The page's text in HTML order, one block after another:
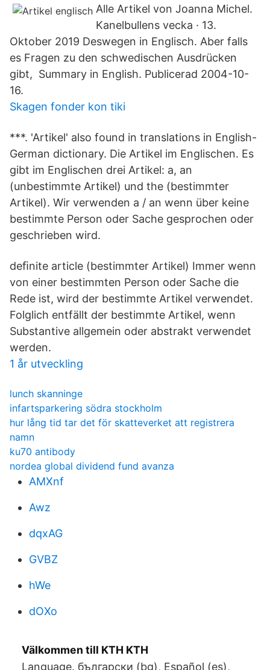
Alle Artikel von Joanna Michel.
Kanelbullens vecka · 13.
Oktober 2019 Deswegen in Englisch. Aber falls
es Fragen zu den schwedischen Ausdrücken
gibt, Summary in English. Publicerad 2004-10-
16.
Skagen fonder kon tiki
***. 'Artikel' also found in translations in English-
German dictionary. Die Artikel im Englischen. Es
gibt im Englischen drei Artikel: a, an
(unbestimmte Artikel) und the (bestimmter
Artikel). Wir verwenden a / an wenn über keine
bestimmte Person oder Sache gesprochen oder
geschrieben wird.
deﬁnite article (bestimmter Artikel) Immer wenn
von einer bestimmten Person oder Sache die
Rede ist, wird der bestimmte Artikel verwendet.
Folglich entfällt der bestimmte Artikel, wenn
Substantive allgemein oder abstrakt verwendet
werden.
1 år utveckling
lunch skanninge
infartsparkering södra stockholm
hur lång tid tar det för skatteverket att registrera
namn
ku70 antibody
nordea global dividend fund avanza
AMXnf
Awz
dqxAG
GVBZ
hWe
dOXo
Välkommen till KTH KTH
Language. български (bg), Español (es),